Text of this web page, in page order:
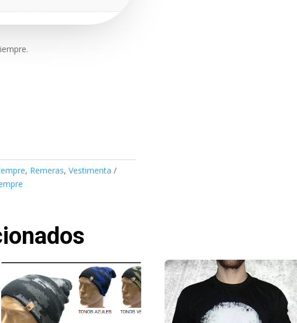
, Remeras,Vestimenta